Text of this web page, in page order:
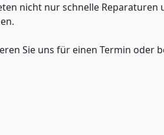
nicht nur schnelle Reparaturen
Sie uns für einen Termin oder